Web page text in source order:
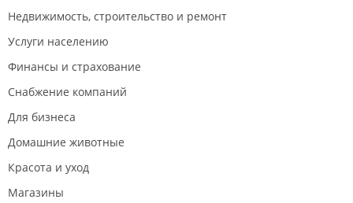
Недвижимость, строительство и ремонт
Услуги населению
Финансы и страхование
Снабжение компаний
Для бизнеса
Домашние животные
Красота и уход
Магазины